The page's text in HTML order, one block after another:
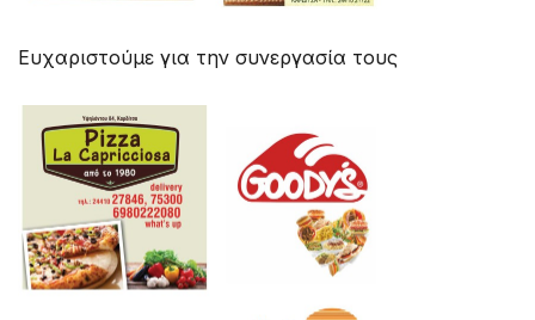
Ευχαριστούμε για την συνεργασία τους